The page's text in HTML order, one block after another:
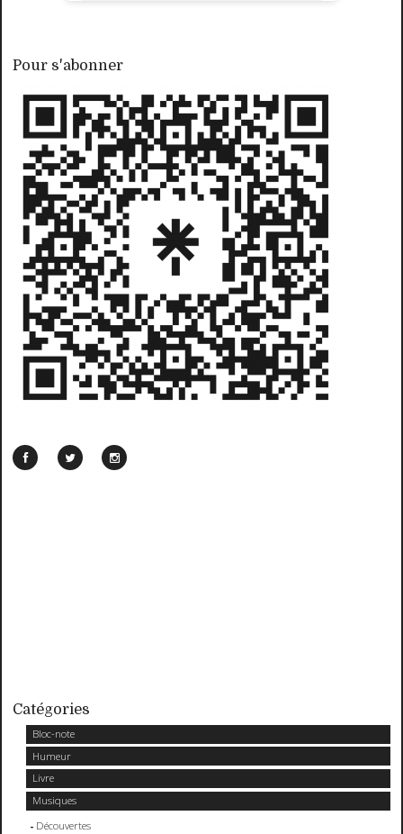
Pour s'abonner
Catégories
Bloc-note
Humeur
Livre
Musiques
Découvertes